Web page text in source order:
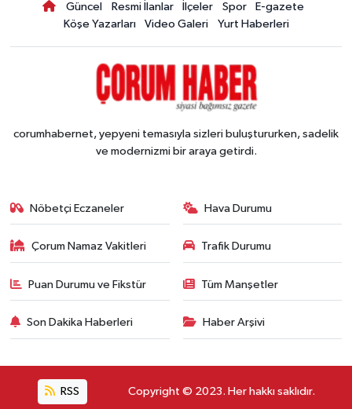
Güncel Resmi İlanlar İlçeler Spor
E-gazete
Köşe Yazarları
Video Galeri Yurt Haberleri
corumhabernet, yepyeni temasıyla sizleri buluştururken, sadelik
ve modernizmi bir araya getirdi.
Nöbetçi Eczaneler Hava Durumu
Çorum Namaz Vakitleri Trafik Durumu
Puan Durumu ve Fikstür Tüm Manşetler
Son Dakika Haberleri Haber Arşivi
RSS Copyright © 2023. Her hakkı saklıdır.